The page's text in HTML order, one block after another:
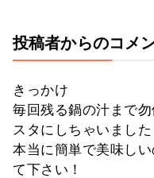
投稿者からのコメ
きっかけ
毎回残る鍋の汁まで
スタにしちゃいました
本当に簡単で美味し
て下さい！